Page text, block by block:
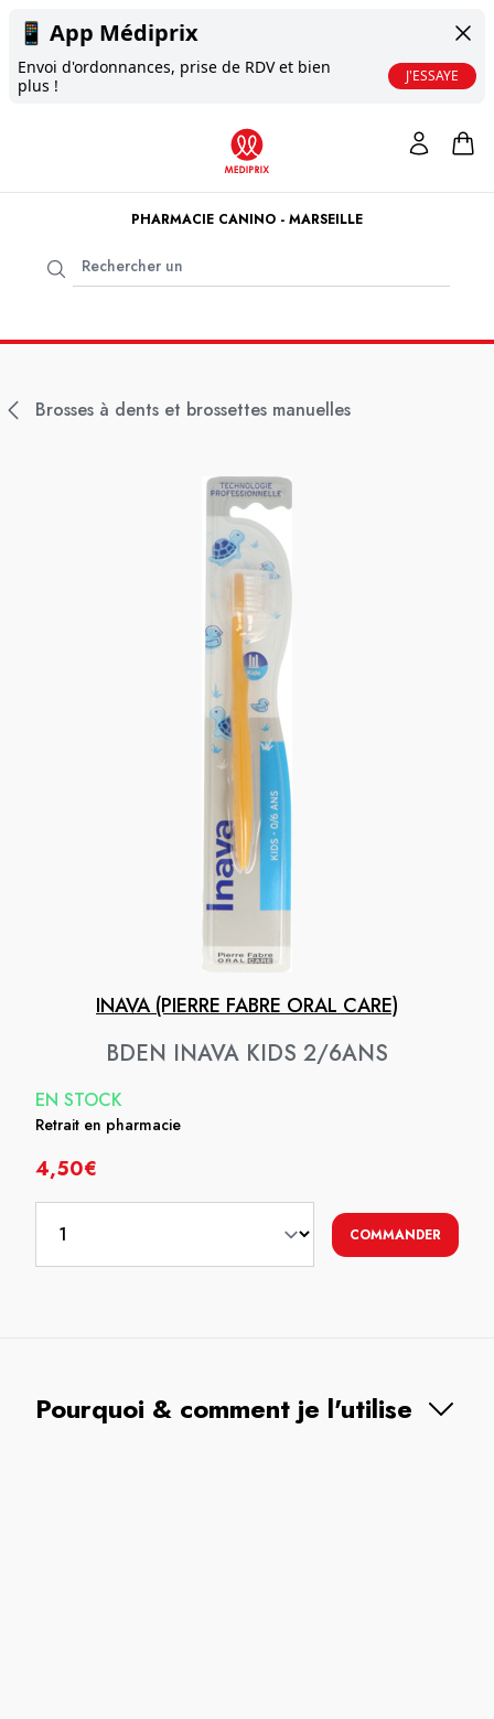
📱 App Médiprix
Envoi d'ordonnances, prise de RDV et bien
plus !
J'ESSAYE
PHARMACIE CANINO - MARSEILLE
Brosses à dents et brossettes manuelles
INAVA (PIERRE FABRE ORAL CARE)
BDEN INAVA KIDS 2/6ANS
EN STOCK
Retrait en pharmacie
4,50€
COMMANDER
Pourquoi & comment je l'utilise